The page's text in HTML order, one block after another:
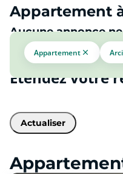
Appartement
Aucune annonce
Appartement
Étendez votre
Actualiser